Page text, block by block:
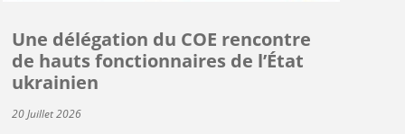
Une délégation du COE rencontre
de hauts fonctionnaires de l’État
ukrainien
20 Juillet 2026